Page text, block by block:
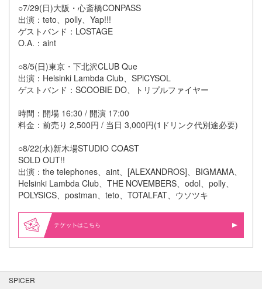
○7/29(日)大阪・心斎橋CONPASS
出演：teto、polly、Yap!!!
ゲストバンド：LOSTAGE
O.A.：aint
○8/5(日)東京・下北沢CLUB Que
出演：Helsinki Lambda Club、SPiCYSOL
ゲストバンド：SCOOBIE DO、トリプルファイヤー
時間：開場 16:30 / 開演 17:00
料金：前売り 2,500円 / 当日 3,000円(1ドリンク代別途必要)
○8/22(水)新木場STUDIO COAST
SOLD OUT!!
出演：the telephones、aint、[ALEXANDROS]、BIGMAMA、
Helsinki Lambda Club、THE NOVEMBERS、odol、polly、
POLYSICS、postman、teto、TOTALFAT、ウソツキ
はこちら
SPICER